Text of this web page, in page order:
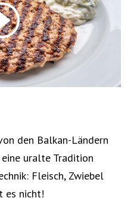
den Balkan-Ländern
uralte Tradition
Fleisch, Zwiebel
es nicht!